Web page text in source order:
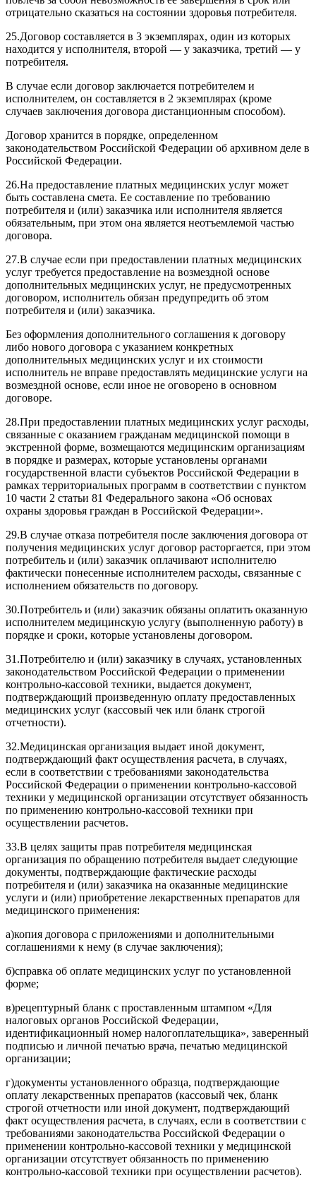
отрицательно сказаться на состоянии здоровья потребителя.
25.Договор составляется в 3 экземплярах, один из которых
находится у исполнителя, второй — у заказчика, третий — у
потребителя.
В случае если договор заключается потребителем и
исполнителем, он составляется в 2 экземплярах (кроме
случаев заключения договора дистанционным способом).
Договор хранится в порядке, определенном
законодательством Российской Федерации об архивном деле в
Российской Федерации.
26.На предоставление платных медицинских услуг может
быть составлена смета. Ее составление по требованию
потребителя и (или) заказчика или исполнителя является
обязательным, при этом она является неотъемлемой частью
договора.
27.В случае если при предоставлении платных медицинских
услуг требуется предоставление на возмездной основе
дополнительных медицинских услуг, не предусмотренных
договором, исполнитель обязан предупредить об этом
потребителя и (или) заказчика.
Без оформления дополнительного соглашения к договору
либо нового договора с указанием конкретных
дополнительных медицинских услуг и их стоимости
исполнитель не вправе предоставлять медицинские услуги на
возмездной основе, если иное не оговорено в основном
договоре.
28.При предоставлении платных медицинских услуг расходы,
связанные с оказанием гражданам медицинской помощи в
экстренной форме, возмещаются медицинским организациям
в порядке и размерах, которые установлены органами
государственной власти субъектов Российской Федерации в
рамках территориальных программ в соответствии с пунктом
10 части 2 статьи 81 Федерального закона «Об основах
охраны здоровья граждан в Российской Федерации».
29.В случае отказа потребителя после заключения договора от
получения медицинских услуг договор расторгается, при этом
потребитель и (или) заказчик оплачивают исполнителю
фактически понесенные исполнителем расходы, связанные с
исполнением обязательств по договору.
30.Потребитель и (или) заказчик обязаны оплатить оказанную
исполнителем медицинскую услугу (выполненную работу) в
порядке и сроки, которые установлены договором.
31.Потребителю и (или) заказчику в случаях, установленных
законодательством Российской Федерации о применении
контрольно-кассовой техники, выдается документ,
подтверждающий произведенную оплату предоставленных
медицинских услуг (кассовый чек или бланк строгой
отчетности).
32.Медицинская организация выдает иной документ,
подтверждающий факт осуществления расчета, в случаях,
если в соответствии с требованиями законодательства
Российской Федерации о применении контрольно-кассовой
техники у медицинской организации отсутствует обязанность
по применению контрольно-кассовой техники при
осуществлении расчетов.
33.В целях защиты прав потребителя медицинская
организация по обращению потребителя выдает следующие
документы, подтверждающие фактические расходы
потребителя и (или) заказчика на оказанные медицинские
услуги и (или) приобретение лекарственных препаратов для
медицинского применения:
а)копия договора с приложениями и дополнительными
соглашениями к нему (в случае заключения);
б)справка об оплате медицинских услуг по установленной
форме;
в)рецептурный бланк с проставленным штампом «Для
налоговых органов Российской Федерации,
идентификационный номер налогоплательщика», заверенный
подписью и личной печатью врача, печатью медицинской
организации;
г)документы установленного образца, подтверждающие
оплату лекарственных препаратов (кассовый чек, бланк
строгой отчетности или иной документ, подтверждающий
факт осуществления расчета, в случаях, если в соответствии с
требованиями законодательства Российской Федерации о
применении контрольно-кассовой техники у медицинской
организации отсутствует обязанность по применению
контрольно-кассовой техники при осуществлении расчетов).